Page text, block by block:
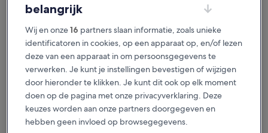
Beschikbaar voor iOS en Android
belangrijk
Wij en onze16 partners slaan informatie, zoals unieke
identificatoren in cookies, op een apparaat op, en/of lezen
deze van een apparaat in om persoonsgegevens te
verwerken. Je kunt je instellingen bevestigen of wijzigen
door hieronder te klikken. Je kunt dit ook op elk moment
doen op de pagina met onze privacyverklaring. Deze
keuzes worden aan onze partners doorgegeven en
hebben geen invloed op browsegegevens.